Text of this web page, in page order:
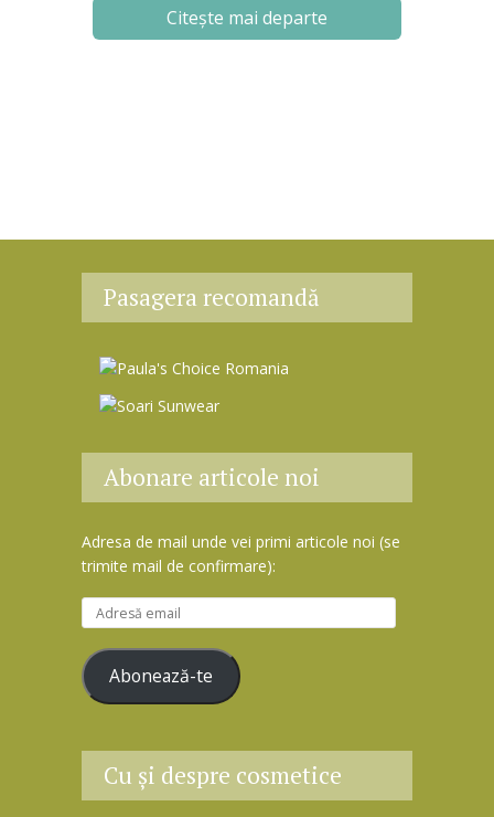
Citește mai departe
Pasagera recomandă
Abonare articole noi
Adresa de mail unde vei primi articole noi (se
trimite mail de confirmare):
d
e
e
a
Abonează-te
Cu şi despre cosmetice